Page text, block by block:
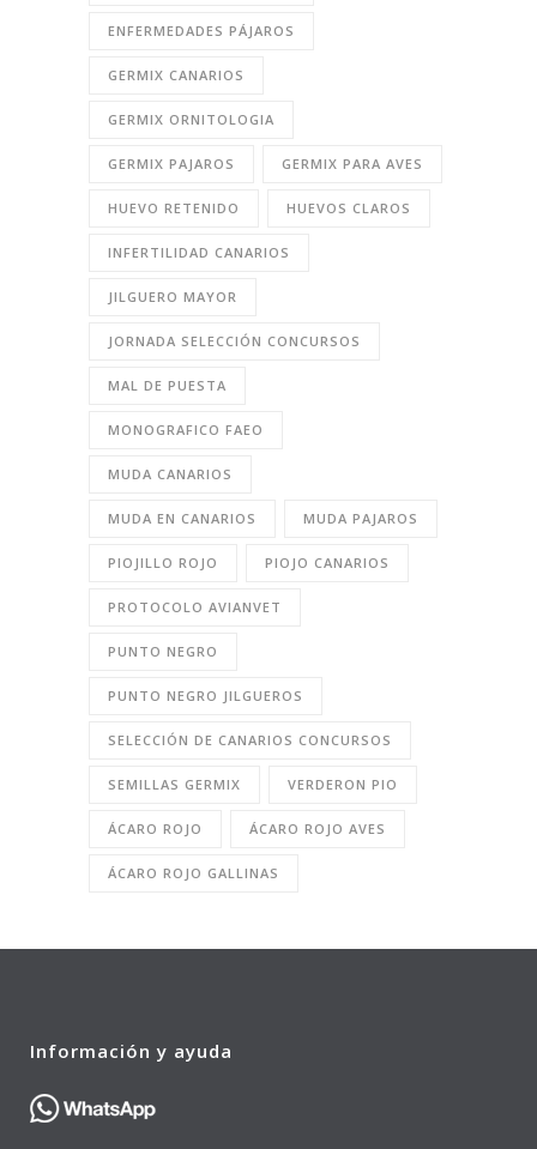
ENFERMEDADES PÁJAROS
GERMIX CANARIOS
GERMIX ORNITOLOGIA
GERMIX PAJAROS GERMIX PARA AVES
HUEVO RETENIDO HUEVOS CLAROS
INFERTILIDAD CANARIOS
JILGUERO MAYOR
JORNADA SELECCIÓN CONCURSOS
MAL DE PUESTA
MONOGRAFICO FAEO
MUDA CANARIOS
MUDA EN CANARIOS MUDA PAJAROS
PIOJILLO ROJO PIOJO CANARIOS
PROTOCOLO AVIANVET
PUNTO NEGRO
PUNTO NEGRO JILGUEROS
SELECCIÓN DE CANARIOS CONCURSOS
SEMILLAS GERMIX VERDERON PIO
ÁCARO ROJO ÁCARO ROJO AVES
ÁCARO ROJO GALLINAS
Información y ayuda